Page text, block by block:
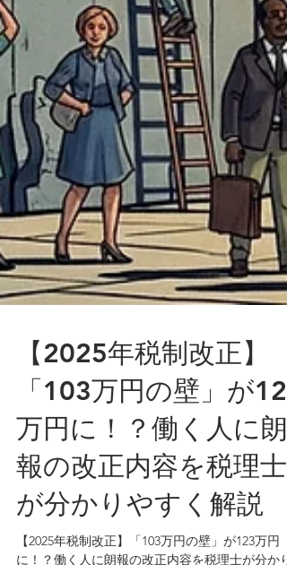
【2025年税制改正】
「103万円の壁」が123
万円に！？働く人に朗
報の改正内容を税理士